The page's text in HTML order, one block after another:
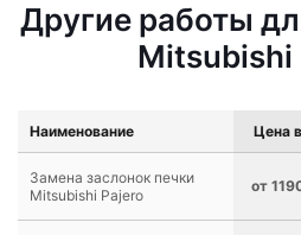
Другие работы
Mitsubishi
Наименование Цена
Замена заслонок печки
Mitsubishi Pajero
от